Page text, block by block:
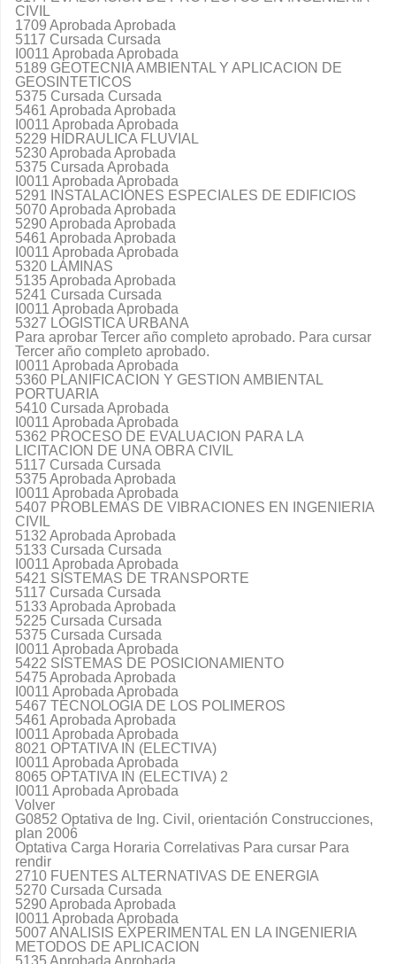
CIVIL
1709 Aprobada Aprobada
5117 Cursada Cursada
I0011 Aprobada Aprobada
5189 GEOTECNIA AMBIENTAL Y APLICACION DE
GEOSINTETICOS
5375 Cursada Cursada
5461 Aprobada Aprobada
I0011 Aprobada Aprobada
5229 HIDRAULICA FLUVIAL
5230 Aprobada Aprobada
5375 Cursada Aprobada
I0011 Aprobada Aprobada
5291 INSTALACIONES ESPECIALES DE EDIFICIOS
5070 Aprobada Aprobada
5290 Aprobada Aprobada
5461 Aprobada Aprobada
I0011 Aprobada Aprobada
5320 LAMINAS
5135 Aprobada Aprobada
5241 Cursada Cursada
I0011 Aprobada Aprobada
5327 LOGISTICA URBANA
Para aprobar Tercer año completo aprobado. Para cursar
Tercer año completo aprobado.
I0011 Aprobada Aprobada
5360 PLANIFICACION Y GESTION AMBIENTAL
PORTUARIA
5410 Cursada Aprobada
I0011 Aprobada Aprobada
5362 PROCESO DE EVALUACION PARA LA
LICITACION DE UNA OBRA CIVIL
5117 Cursada Cursada
5375 Aprobada Aprobada
I0011 Aprobada Aprobada
5407 PROBLEMAS DE VIBRACIONES EN INGENIERIA
CIVIL
5132 Aprobada Aprobada
5133 Cursada Cursada
I0011 Aprobada Aprobada
5421 SISTEMAS DE TRANSPORTE
5117 Cursada Cursada
5133 Aprobada Aprobada
5225 Cursada Cursada
5375 Cursada Cursada
I0011 Aprobada Aprobada
5422 SISTEMAS DE POSICIONAMIENTO
5475 Aprobada Aprobada
I0011 Aprobada Aprobada
5467 TECNOLOGIA DE LOS POLIMEROS
5461 Aprobada Aprobada
I0011 Aprobada Aprobada
8021 OPTATIVA IN (ELECTIVA)
I0011 Aprobada Aprobada
8065 OPTATIVA IN (ELECTIVA) 2
I0011 Aprobada Aprobada
Volver
G0852 Optativa de Ing. Civil, orientación Construcciones,
plan 2006
Optativa Carga Horaria Correlativas Para cursar Para
rendir
2710 FUENTES ALTERNATIVAS DE ENERGIA
5270 Cursada Cursada
5290 Aprobada Aprobada
I0011 Aprobada Aprobada
5007 ANALISIS EXPERIMENTAL EN LA INGENIERIA
METODOS DE APLICACION
5135 Aprobada Aprobada